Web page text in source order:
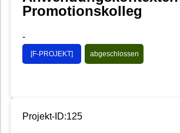
Promotionskolleg
-
[F-PROJEKT] abgeschlossen
Projekt-ID:125